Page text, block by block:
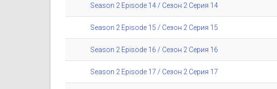
Season 2 Episode 14 / Сезон 2 Серия 14
Season 2 Episode 15 / Сезон 2 Серия 15
Season 2 Episode 16 / Сезон 2 Серия 16
Season 2 Episode 17 / Сезон 2 Серия 17